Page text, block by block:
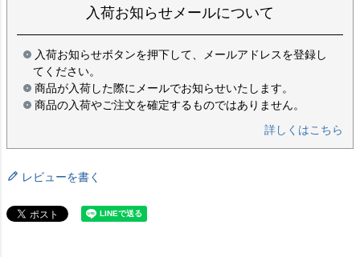
入荷お知らせメールについて
入荷お知らせボタンを押下して、メールアドレスを登録し
てください。
商品が入荷した際にメールでお知らせいたします。
商品の入荷やご注文を確定するものではありません。
詳しくはこちら
レビューを書く